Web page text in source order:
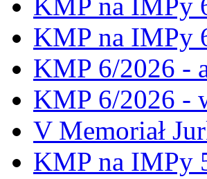
KMP na IMPy
KMP 6/2026 -
KMP 6/2026 -
V Memoriał
KMP na IMPy